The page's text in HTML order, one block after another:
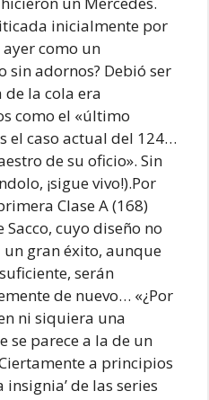
inicialmente por
como un
adornos? Debió ser
de la cola era
como el «último
el caso actual del 124…
de su oficio». Sin
¡sigue vivo!).Por
Clase A (168)
cuyo diseño no
un gran éxito, aunque
serán
de nuevo… «¿Por
ni siquiera una
parece a la de un
a principios
de las series